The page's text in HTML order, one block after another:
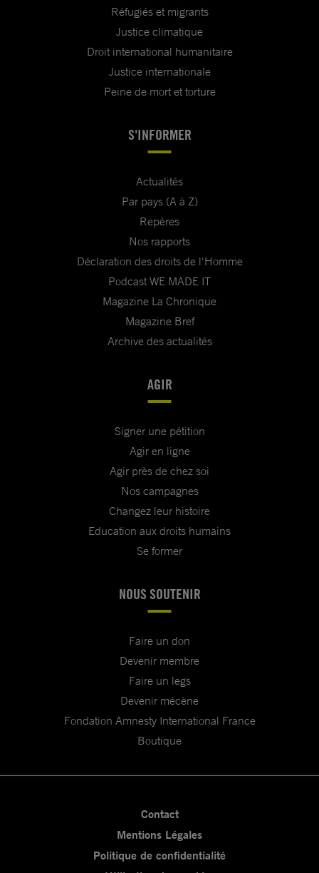
Réfugiés et migrants
Justice climatique
Droit international humanitaire
Justice internationale
Peine de mort et torture
S'INFORMER
Actualités
Par pays (A à Z)
Repères
Nos rapports
Déclaration des droits de l'Homme
Podcast WE MADE IT
Magazine La Chronique
Magazine Bref
Archive des actualités
AGIR
Signer une pétition
Agir en ligne
Agir près de chez soi
Nos campagnes
Changez leur histoire
Education aux droits humains
Se former
NOUS SOUTENIR
Faire un don
Devenir membre
Faire un legs
Devenir mécène
Fondation Amnesty International France
Boutique
Contact
Mentions Légales
Politique de confidentialité